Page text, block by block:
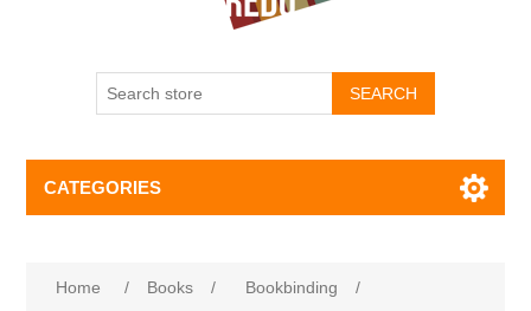
CATEGORIES
Home / Books / Bookbinding
/